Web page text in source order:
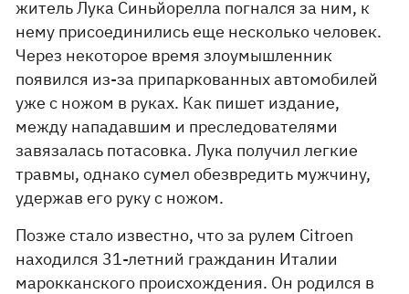
житель Лука Синьйорелла погнался за ним, к
нему присоединились еще несколько человек.
Через некоторое время злоумышленник
появился из-за припаркованных автомобилей
уже с ножом в руках. Как пишет издание,
между нападавшим и преследователями
завязалась потасовка. Лука получил легкие
травмы, однако сумел обезвредить мужчину,
удержав его руку с ножом.
Позже стало известно, что за рулем Citroen
находился 31-летний гражданин Италии
марокканского происхождения. Он родился в